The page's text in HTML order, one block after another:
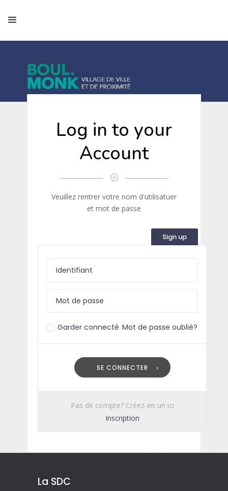
Log in to your
Account
Veuillez rentrer votre nom d'utilisatuer
et mot de passe
Sign up
Garder connecté Mot de passe oublié?
SE CONNECTER
Pas de compte? Créez-en un ici
Inscription
La SDC